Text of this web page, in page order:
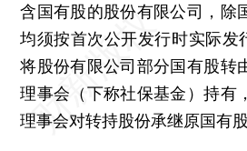
含国有股的股份有限公司，除
均须按首次公开发行时实际发
将股份有限公司部分国有股转
理事会（下称社保基金）持有
理事会对转持股份承继原国有